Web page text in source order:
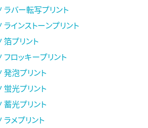
ラバー転写プリント
インストーンプリント
箔プリント
ロッキープリント
発泡プリント
蛍光プリント
蓄光プリント
メプリント